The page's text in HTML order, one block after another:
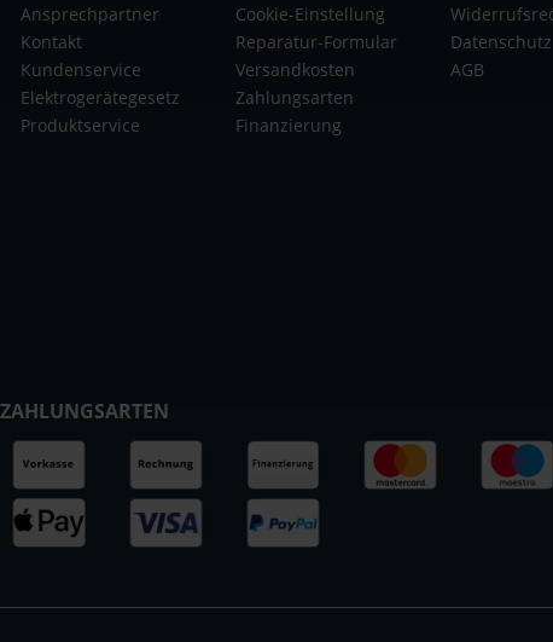
Ansprechpartner
Kontakt
Kundenservice
Elektrogerätegesetz
Produktservice
Cookie-Einstellung
Reparatur-Formular
Versandkosten
Zahlungsarten
Finanzierung
Datenschutz
AGB
ZAHLUNGSARTEN